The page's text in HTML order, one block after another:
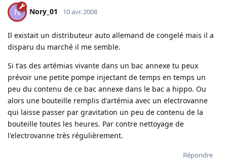
N Nory_01 10 avr. 2008
Il existait un distributeur auto allemand de congelé mais il a
disparu du marché il me semble.
Si t'as des artémias vivante dans un bac annexe tu peux
prévoir une petite pompe injectant de temps en temps un
peu du contenu de ce bac annexe dans le bac a hippo. Ou
alors une bouteille remplis d'artémia avec un electrovanne
qui laisse passer par gravitation un peu de contenu de la
bouteille toutes les heures. Par contre nettoyage de
l'electrovanne très régulièrement.
Répondre